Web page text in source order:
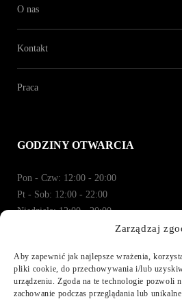
Zarządzaj
Aby zapewnić jak najlepsze wrażenia,
pliki cookie, do przechowywania i/lub
urządzeniu. Zgoda na te technologie pozwoli
zachowanie podczas przeglądania lub
O nas
Kontakt
Praca
GODZINY OTWARCIA
Pon - Czw: 12:00 - 20:00
Pt - Sob: 12:00 - 22:00
Niedziela: 12:00 - 20:00
REZERWACJA
W celu dokonania rezerwacji prosimy o